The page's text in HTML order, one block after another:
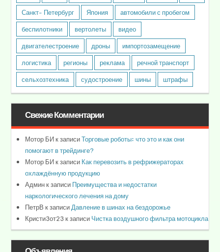
Санкт- Петербург
Япония
автомобили с пробегом
беспилотники
вертолеты
видео
двигателестроение
дроны
импортозамещение
логистика
регионы реклама
речной транспорт
сельхозтехника
судостроение шины штрафы
Свежие Комментарии
Мотор БИк записиТорговые роботы: что это и как они
помогают в трейдинге?
Мотор БИк записиКак перевозить в рефрижераторах
охлаждённую продукцию
Админк записиПреимущества и недостатки
наркологического лечения на дому
ПетрВ к записиДавление в шинах на бездорожье
Кристи3от23 к записиЧистка воздушного фильтра мотоцикла